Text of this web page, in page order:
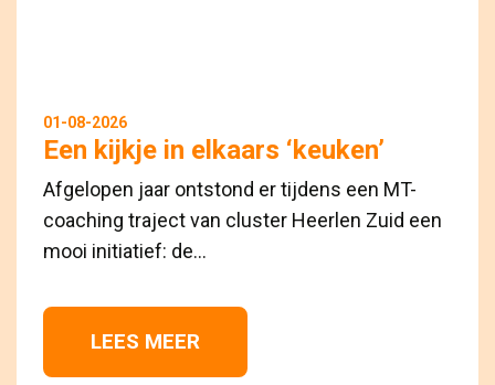
01-08-2026
Een kijkje in elkaars ‘keuken’
Afgelopen jaar ontstond er tijdens een MT-
coaching traject van cluster Heerlen Zuid een
mooi initiatief: de...
LEES MEER